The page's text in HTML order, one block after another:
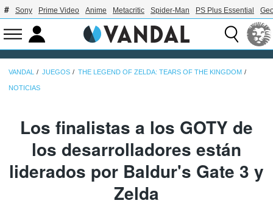
Sony Prime Video Anime Metacritic Spider-Man PS Plus Essential
VANDAL JUEGOS THE LEGEND OF ZELDA: TEARS OF THE KINGDOM
NOTICIAS
Los finalistas a los GOTY de
los desarrolladores están
liderados por Baldur's Gate 3 y
Zelda